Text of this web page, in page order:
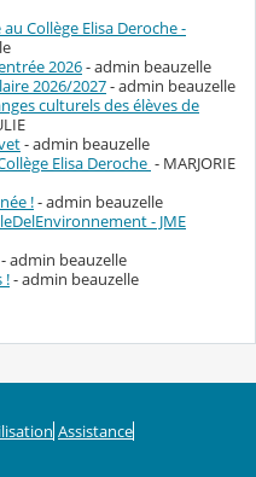
Collège Elisa Deroche -
2026- admin beauzelle
2026/2027- admin beauzelle
culturels des élèves de
- admin beauzelle
Elisa Deroche - MARJORIE
!- admin beauzelle
- JME
- admin beauzelle
!- admin beauzelle
Assistance